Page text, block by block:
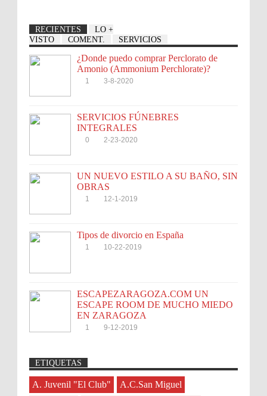
RECIENTES
LO +
VISTO
COMENT. SERVICIOS
¿Donde puedo comprar Perclorato de
Amonio (Ammonium Perchlorate)?
1 3-8-2020
SERVICIOS FÚNEBRES
INTEGRALES
0 2-23-2020
UN NUEVO ESTILO A SU BAÑO, SIN
OBRAS
1 12-1-2019
Tipos de divorcio en España
1 10-22-2019
ESCAPEZARAGOZA.COM UN
ESCAPE ROOM DE MUCHO MIEDO
EN ZARAGOZA
1 9-12-2019
Sorteamos un Lomo Ibérico de Bellota de Monsalud-
Brumale S.L.
Anonymous:
3-7-2026
45N
A. Juvenil "El Club"
ETIQUETAS
A. Juvenil "El Club"
A.C.San Miguel